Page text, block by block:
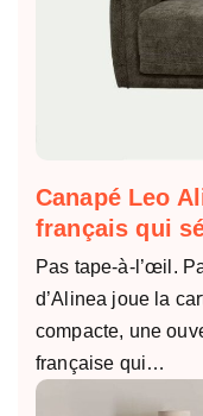
Canapé Leo
français qui
Pas tape-à-l’œil.
d’Alinea joue la
compacte, une
française qui…